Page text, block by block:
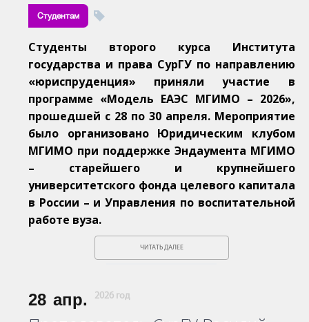
Студентам
Студенты второго курса Института
государства и права СурГУ по направлению
«юриспруденция» приняли участие в
программе «Модель ЕАЭС МГИМО – 2026»,
прошедшей с 28 по 30 апреля. Мероприятие
было организовано Юридическим клубом
МГИМО при поддержке Эндаумента МГИМО
– старейшего и крупнейшего
университетского фонда целевого капитала
в России – и Управления по воспитательной
работе вуза.
ЧИТАТЬ ДАЛЕЕ
28 апр. 2026 год